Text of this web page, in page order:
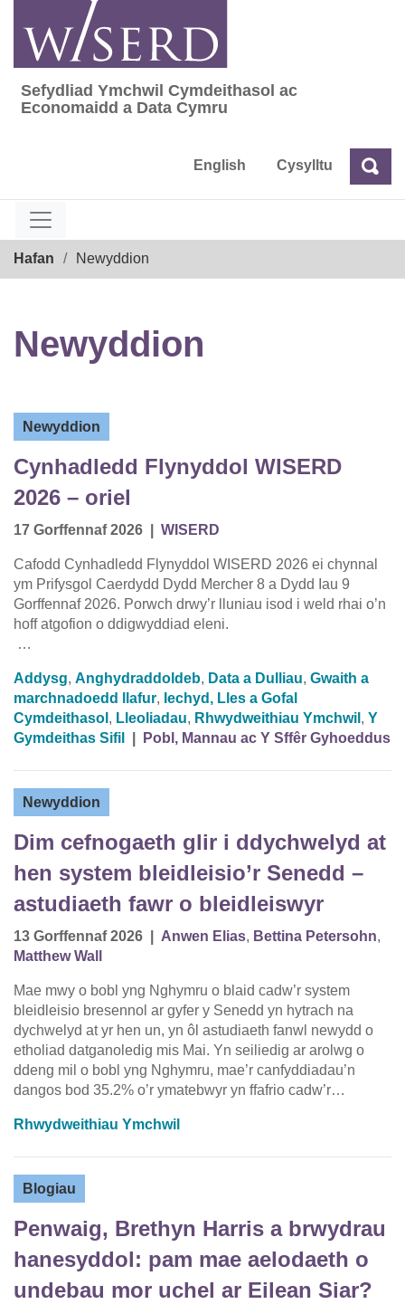
content
Sefydliad Ymchwil Cymdeithasol ac
Sefydliad Ymchwil Cymdeithasol ac
Economaidd a Data Cymru
English Cysylltu Chwilio
Hafan Newyddion
Newyddion
Newyddion
Cynhadledd Flynyddol WISERD
2026 – oriel
17 Gorffennaf 2026 WISERD
Cafodd Cynhadledd Flynyddol WISERD 2026 ei chynnal
ym Prifysgol Caerdydd Dydd Mercher 8 a Dydd Iau 9
Gorffennaf 2026. Porwch drwy’r lluniau isod i weld rhai o’n
hoff atgofion o ddigwyddiad eleni.
…
Addysg, Anghydraddoldeb, Data a Dulliau, Gwaith a
marchnadoedd llafur, Iechyd, Lles a Gofal
Cymdeithasol , Lleoliadau, Rhwydweithiau Ymchwil , Y
Gymdeithas Sifil
Pobl, Mannau ac Y Sffêr Gyhoeddus
Newyddion
Dim cefnogaeth glir i ddychwelyd at
hen system bleidleisio’r Senedd –
astudiaeth fawr o bleidleiswyr
13 Gorffennaf 2026 Anwen Elias, Bettina Petersohn,
Matthew Wall
Mae mwy o bobl yng Nghymru o blaid cadw’r system
bleidleisio bresennol ar gyfer y Senedd yn hytrach na
dychwelyd at yr hen un, yn ôl astudiaeth fanwl newydd o
etholiad datganoledig mis Mai. Yn seiliedig ar arolwg o
ddeng mil o bobl yng Nghymru, mae’r canfyddiadau’n
dangos bod 35.2% o’r ymatebwyr yn ffafrio cadw’r…
Rhwydweithiau Ymchwil
Blogiau
Penwaig, Brethyn Harris a brwydrau
hanesyddol: pam mae aelodaeth o
undebau mor uchel ar Eilean Siar?